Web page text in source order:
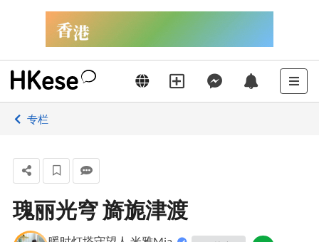
专栏
瑰丽光穹 旖旎津渡